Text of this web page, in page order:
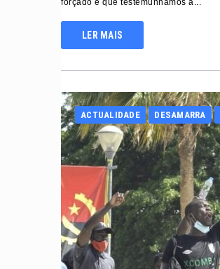
forçado e que testemunhámos a...
LER MAIS
ACTUALIDADE DESAMARRA